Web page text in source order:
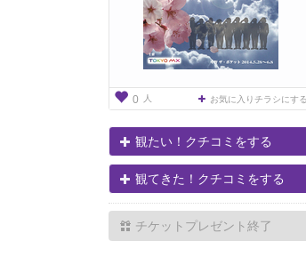
0 人 お気に入りチラシにする
観たい！クチコミをする
観てきた！クチコミをする
チケットプレゼント終了